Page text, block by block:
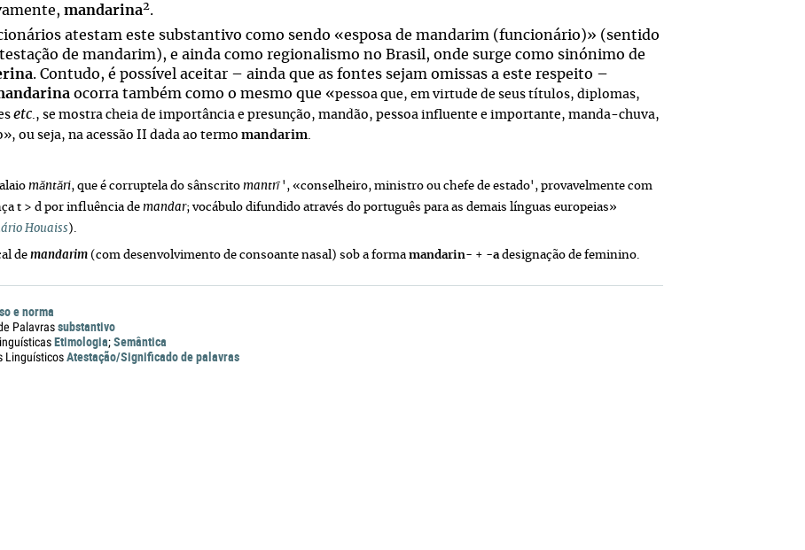
mandarina2.
atestam este substantivo como sendo «esposa de mandarim (funcionário)» (sentido
de mandarim), e ainda como regionalismo no Brasil, onde surge como sinónimo de
. Contudo, é possível aceitar – ainda que as fontes sejam omissas a este respeito –
ocorra também como o mesmo que «pessoa que, em virtude de seus títulos, diplomas,
etc., se mostra cheia de importância e presunção, mandão, pessoa influente e importante, manda-chuva,
ou seja, na acessão II dada ao termo mandarim.
măntări, que é corruptela do sânscrito mantrī', «conselheiro, ministro ou chefe de estado', provavelmente com
t > d por influência de mandar; vocábulo difundido através do português para as demais línguas europeias»
Houaiss ).
de mandarim (com desenvolvimento de consoante nasal) sob a forma mandarin- + -adesignação de feminino.
e norma
Palavrassubstantivo
Etimologia;Semântica
LinguísticosAtestação/Significado de palavras